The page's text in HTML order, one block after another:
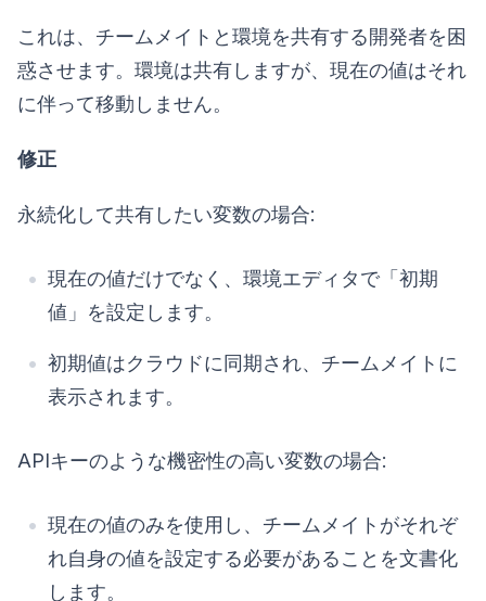
これは、チームメイトと環境を共有する開発者を困
惑させます。環境は共有しますが、現在の値はそれ
に伴って移動しません。
修正
永続化して共有したい変数の場合:
現在の値だけでなく、環境エディタで「初期
値」を設定します。
初期値はクラウドに同期され、チームメイトに
表示されます。
APIキーのような機密性の高い変数の場合:
現在の値のみを使用し、チームメイトがそれぞ
れ自身の値を設定する必要があることを文書化
します。